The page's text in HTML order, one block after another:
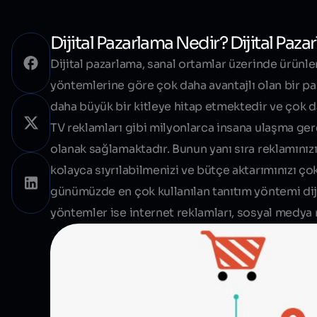
Dijital Pazarlama Nedir? Dijital
Dijital pazarlama, sanal ortamlar üzerinde
yöntemlerine göre çok daha avantajlı olan bir
daha büyük bir kitleye hitap etmektedir ve çok
TV reklamları gibi milyonlarca insana ulaşma
olanak sağlamaktadır. Bunun yanı sıra
kolayca sıyrılabilmenizi ve bütçe aktarımınızı
günümüzde en çok kullanılan tanıtım yöntemi
yöntemler ise internet reklamları, sosyal